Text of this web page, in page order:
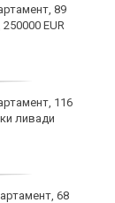
89
EUR
116
ливади
68